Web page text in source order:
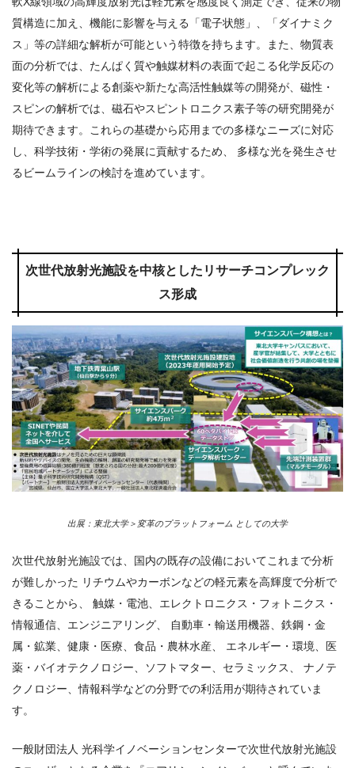
質構造に加え、機能に影響を与える「電子状態」、「ダイナミク
ス」等の詳細な解析が可能という特徴を持ちます。また、物質表
面の分析では、たんぱく質や触媒材料の表面で起こる化学反応の
変化等の解析による創薬や新たな高活性触媒等の開発が、磁性・
スピンの解析では、磁石やスピントロニクス素子等の研究開発が
期待できます。これらの基礎から応用までの多様なニーズに対応
し、科学技術・学術の発展に貢献するため、 多様な光を発生させ
るビームラインの検討を進めています。
次世代放射光施設を中核としたリサーチコンプレック
ス形成
出展：東北大学＞変革のプラットフォーム としての大学
次世代放射光施設では、国内の既存の設備においてこれまで分析
が難しかった リチウムやカーボンなどの軽元素を高輝度で分析で
きることから、 触媒・電池、エレクトロニクス・フォトニクス・
情報通信、エンジニアリング、 自動車・輸送用機器、鉄鋼・金
属・鉱業、健康・医療、食品・農林水産、 エネルギー・環境、医
薬・バイオテクノロジー、ソフトマター、セラミックス、 ナノテ
クノロジー、情報科学などの分野での利活用が期待されていま
す。
一般財団法人 光科学イノベーションセンターで次世代放射光施設